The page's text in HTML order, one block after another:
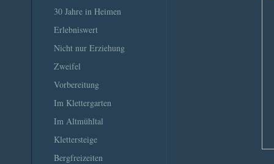
30 Jahre in Heimen
Erlebniswert
Nicht nur Erziehung
Zweifel
Vorbereitung
Im Klettergarten
Im Altmühltal
Klettersteige
Bergfreizeiten